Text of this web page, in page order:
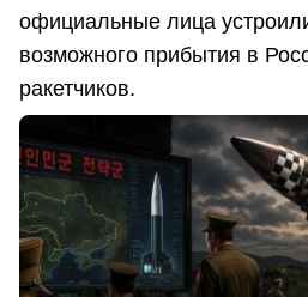
официальные лица
возможного прибытия в
ракетчиков.